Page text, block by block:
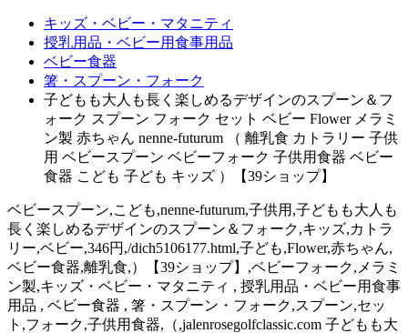
キッズ・ベビー・マタニティ
授乳用品・ベビー用食事用品
ベビー食器
箸・スプーン・フォーク
子どもも大人も長く楽しめるデザインのスプーン＆フ
ォーク スプーン フォーク セット ベビー Flower メラミ
ン製 赤ちゃん nenne-futurum （ 離乳食 カトラリー 子供
用 ベビースプーン ベビーフォーク 子供用食器 ベビー
食器 こども 子ども キッズ ）【39ショップ】
ベビースプーン,こども,nenne-futurum,子供用,子どもも大人も
長く楽しめるデザインのスプーン＆フォーク,キッズ,カトラ
リー,ベビー,346円,/dich5106177.html,子ども,Flower,赤ちゃん,
ベビー食器,離乳食,）【39ショップ】,ベビーフォーク,メラミ
ン製,キッズ・ベビー・マタニティ , 授乳用品・ベビー用食事
用品 , ベビー食器 , 箸・スプーン・フォーク,スプーン,セッ
ト,フォーク,子供用食器,（,jalenrosegolfclassic.com 子どもも大